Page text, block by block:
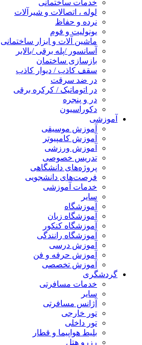
خدمات ساختمانی
لوله ، اتصالات و شیرآلات
نرده و حفاظ
یونولیت و فوم
ماشین آلات و ابزار ساختمانی
آسانسور /پله برقی /بالابر
بازسازی ساختمان
سقف کاذب / دیوار کاذب
در ضد سرقت
در اتوماتیک / کرکره برقی
در و پنجره
دکوراسیون
آموزشی
آموزش موسیقی
آموزش کامپیوتر
آموزش ورزشی
تدریس خصوصی
پروژه‌های دانشگاهی
فرصت‌های دانشجویی
خدمات آموزشی
سایر
آموزشگاه
آموزشگاه زبان
آموزشگاه کنکور
آموزشگاه رانندگی
آموزش درسی
آموزش حرفه و فن
آموزش تخصصی
گردشگری
خدمات مسافرتی
سایر
آژانس مسافرتی
تور خارجی
تور داخلی
بلیط هواپیما و قطار
رزرو هتل